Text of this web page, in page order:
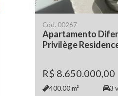
Cód. 00267
Apartamento
Privilège
R$ 8.650.000,00
400.00m² 3